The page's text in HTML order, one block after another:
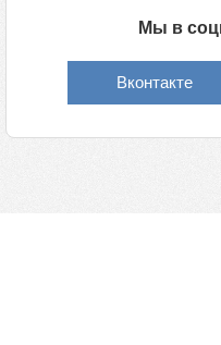
Мы в
Вконтакте